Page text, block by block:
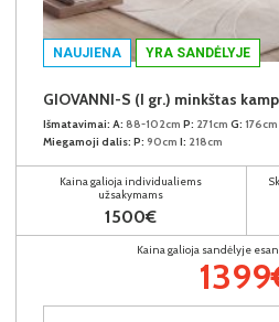
NAUJIENA YRA SANDĖLYJE
Išmatavimai: A: 88-102cm P: 271cm G: 176cm
Miegamoji dalis: P: 90cm I: 218cm
Kaina galioja individualiems
užsakymams
1500€
Kaina galioja sandėlyje